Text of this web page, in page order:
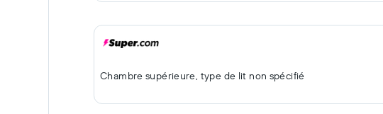
Chambre supérieure, type de lit non spécifié